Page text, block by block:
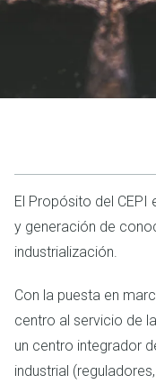
El Propósito del
y generación de
industrialización.
Con la puesta en
centro al servicio de
un centro integrador
industrial